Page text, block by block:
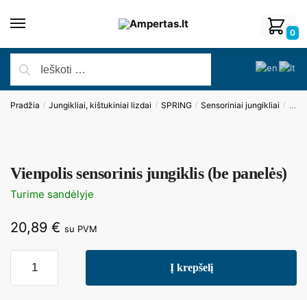
0
Pradžia / Jungikliai, kištukiniai lizdai / SPRING / Sensoriniai jungikliai /
Vienpolis sensorinis jungiklis (be panelės)
Turime sandėlyje
20,89 € su PVM
Į krepšelį